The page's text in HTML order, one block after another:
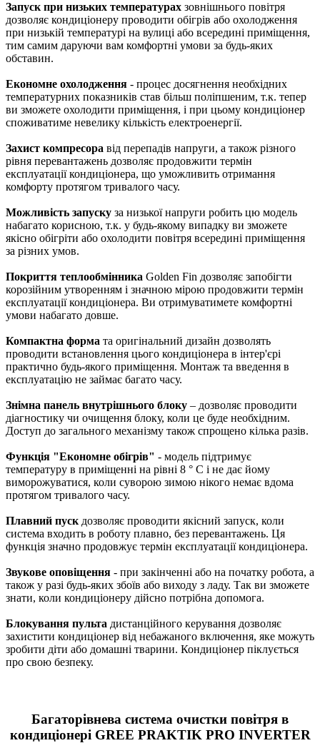
Запуск при низьких температурах зовнішнього повітря
дозволяє кондиціонеру проводити обігрів або охолодження
при низькій температурі на вулиці або всередині приміщення,
тим самим даруючи вам комфортні умови за будь-яких
обставин.
Економне охолодження - процес досягнення необхідних
температурних показників став більш поліпшеним, т.к. тепер
ви зможете охолодити приміщення, і при цьому кондиціонер
споживатиме невелику кількість електроенергії.
Захист компресора від перепадів напруги, а також різного
рівня перевантажень дозволяє продовжити термін
експлуатації кондиціонера, що уможливить отримання
комфорту протягом тривалого часу.
Можливість запуску за низької напруги робить цю модель
набагато корисною, т.к. у будь-якому випадку ви зможете
якісно обігріти або охолодити повітря всередині приміщення
за різних умов.
Покриття теплообмінника Golden Fin дозволяє запобігти
корозійним утворенням і значною мірою продовжити термін
експлуатації кондиціонера. Ви отримуватимете комфортні
умови набагато довше.
Компактна форма та оригінальний дизайн дозволять
проводити встановлення цього кондиціонера в інтер'єрі
практично будь-якого приміщення. Монтаж та введення в
експлуатацію не займає багато часу.
Знімна панель внутрішнього блоку – дозволяє проводити
діагностику чи очищення блоку, коли це буде необхідним.
Доступ до загального механізму також спрощено кілька разів.
Функція "Економне обігрів" - модель підтримує
температуру в приміщенні на рівні 8 ° С і не дає йому
виморожуватися, коли суворою зимою нікого немає вдома
протягом тривалого часу.
Плавний пускдозволяє проводити якісний запуск, коли
система входить в роботу плавно, без перевантажень. Ця
функція значно продовжує термін експлуатації кондиціонера.
Звукове оповіщення - при закінченні або на початку робота, а
також у разі будь-яких збоїв або виходу з ладу. Так ви зможете
знати, коли кондиціонеру дійсно потрібна допомога.
Блокування пульта дистанційного керування дозволяє
захистити кондиціонер від небажаного включення, яке можуть
зробити діти або домашні тварини. Кондиціонер піклується
про свою безпеку.
Багаторівнева система очистки повітря в
кондиціонері GREE PRAKTIK PRO INVERTER